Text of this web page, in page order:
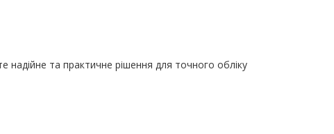
та практичне рішення для точного обліку